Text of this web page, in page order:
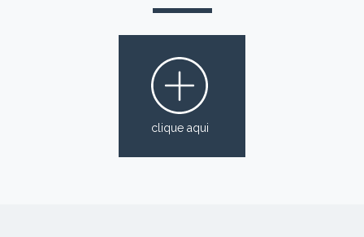
clique aqui